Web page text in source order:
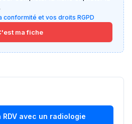
conformité et vos droits RGPD
ma fiche
avec un radiologie